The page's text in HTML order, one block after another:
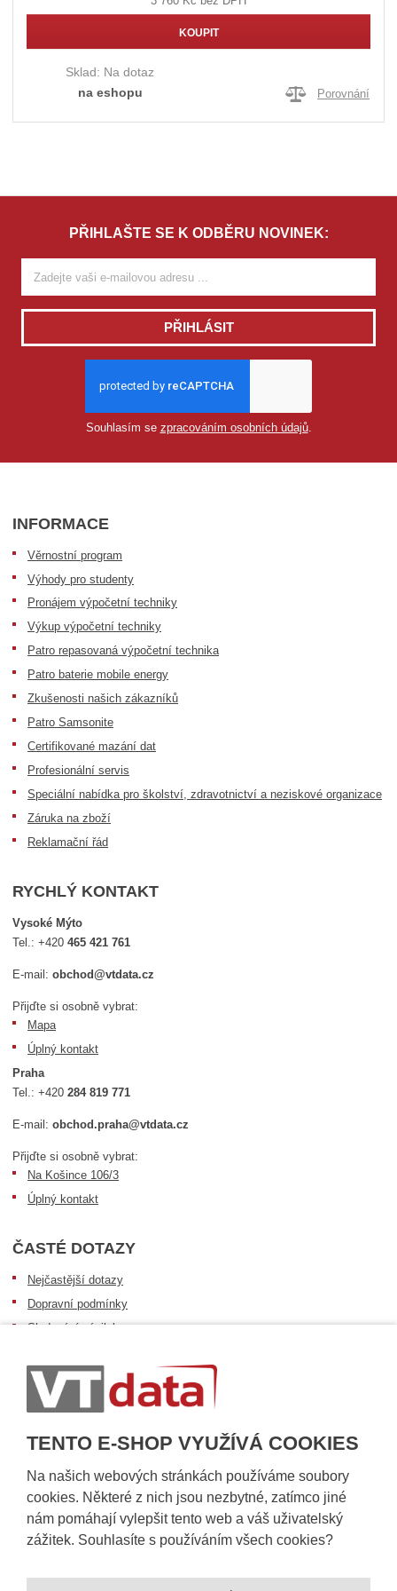
TENTO E-SHOP VYUŽÍVÁ COOKIES
Na našich webových stránkách používáme soubory
cookies. Některé z nich jsou nezbytné, zatímco jiné
nám pomáhají vylepšit tento web a váš uživatelský
zážitek. Souhlasíte s používáním všech cookies?
KOUPIT
Sklad: Na dotaz
na eshopu
Porovnání
PŘIHLAŠTE SE K ODBĚRU NOVINEK:
PŘIHLÁSIT
Souhlasím se zpracováním osobních údajů.
INFORMACE
Věrnostní program
Výhody pro studenty
Pronájem výpočetní techniky
Výkup výpočetní techniky
Patro repasovaná výpočetní technika
Patro baterie mobile energy
Zkušenosti našich zákazníků
Patro Samsonite
Certifikované mazání dat
Profesionální servis
Speciální nabídka pro školství, zdravotnictví a neziskové organizace
Záruka na zboží
Reklamační řád
RYCHLÝ KONTAKT
Vysoké Mýto
Tel.:+420465 421 761
E-mail:obchod@vtdata.cz
Přijďte si osobně vybrat:
Mapa
Úplný kontakt
Praha
Tel.:+420284 819 771
E-mail:obchod.praha@vtdata.cz
Přijďte si osobně vybrat:
Na Košince 106/3
Úplný kontakt
ČASTÉ DOTAZY
Nejčastější dotazy
Dopravní podmínky
Sledování zásilek
Informace k dostupnosti zboží
Obecné informace